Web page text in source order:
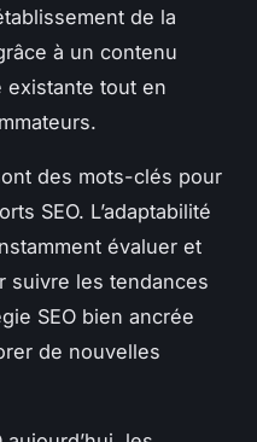
de la
à un contenu
tout en
des mots-clés pour
SEO. L’adaptabilité
évaluer et
suivre les tendances
SEO bien ancrée
de nouvelles